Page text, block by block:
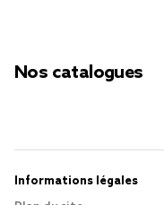
Nos catalogues
Informations légales